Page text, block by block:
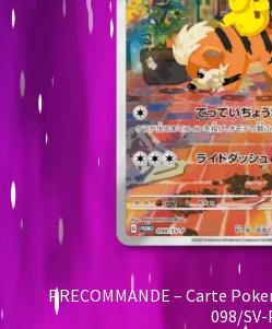
PRECOMMANDE – Carte
098/SV-